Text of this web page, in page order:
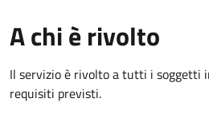
A chi è rivolto
Il servizio è rivolto a tutti i soggetti
requisiti previsti.